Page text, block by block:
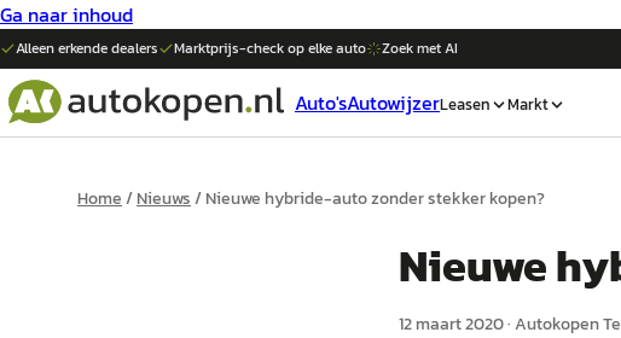
Ga naar inhoud
Alleen erkende dealers Marktprijs-check op elkeauto Zoek met AI
Auto'sAutowijzerLeasen Markt
Home/Nieuws/Nieuwe hybride-auto zonder stekker kopen?
Nieuwe
12 maart 2020·Autokopen